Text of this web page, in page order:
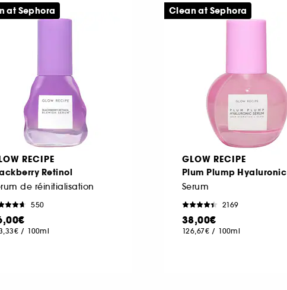
RECIPE
Retinol
de réinitialisation
550
/ 100ml
at Sephora
GLOW RECIPE
Plum Plump Hyaluronic
Serum
2169
38,00€
126,67€ / 100ml
Clean at Sephora